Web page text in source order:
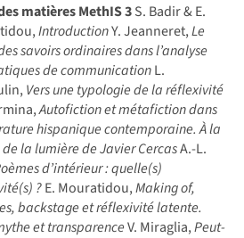
matières MethIS 3S. Badir & E.
IntroductionY. Jeanneret,Le
savoirs ordinaires dans l’analyse
de communicationL.
Vers une typologie de la réflexivité
Autofiction et métafiction dans
hispanique contemporaine. À la
de la lumière de Javier CercasA.-L.
d’intérieur : quelle(s)
?E. Mouratidou,Making of,
backstage et réflexivité latente.
et transparenceV. Miraglia,Peut-